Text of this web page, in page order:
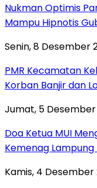
Nukman Optimis
Mampu Hipnotis
Senin, 8 Desember
PMR Kecamatan
Korban Banjir dan
Jumat, 5 Desember
Doa Ketua MUI
Kemenag
Kamis, 4 Desember